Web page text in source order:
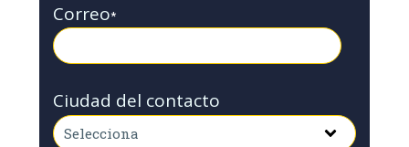
Correo*
Ciudad del contacto